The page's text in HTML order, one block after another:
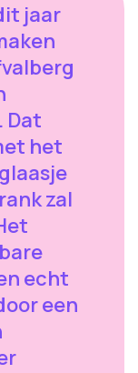
jaar
Dat
het
zal
echt
een